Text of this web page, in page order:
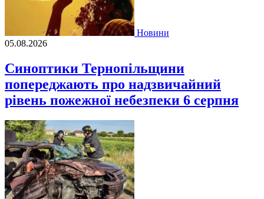
Новини
05.08.2026
Синоптики Тернопільщини
попереджають про надзвичайний
рівень пожежної небезпеки 6 серпня